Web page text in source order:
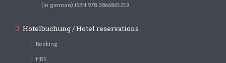
(in german) ISBN 978-3866865259
Hotelbuchung / Hotel reservations
Booking
HRS